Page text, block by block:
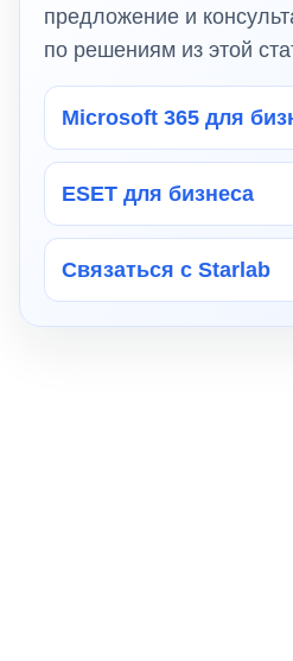
предложение и
по решениям из этой
Microsoft 365 для
ESET для бизнеса
Связаться с Starlab